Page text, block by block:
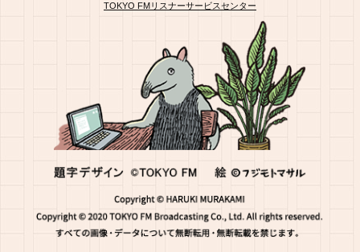
TOKYO FMリスナーサービスセンター